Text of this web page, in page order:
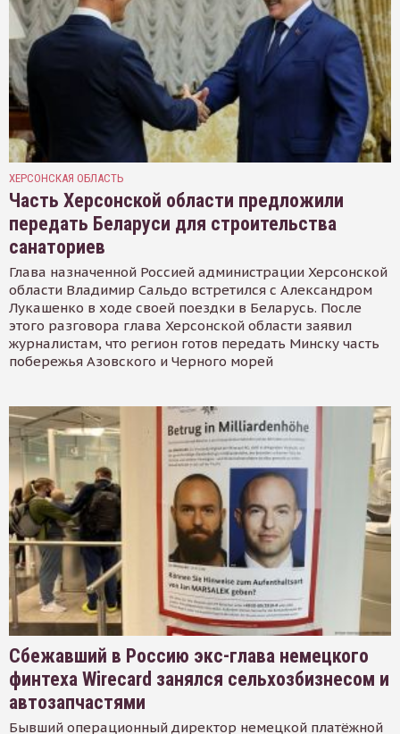
ХЕРСОНСКАЯ ОБЛАСТЬ
Часть Херсонской области предложили
передать Беларуси для строительства
санаториев
Глава назначенной Россией администрации Херсонской
области Владимир Сальдо встретился с Александром
Лукашенко в ходе своей поездки в Беларусь. После
этого разговора глава Херсонской области заявил
журналистам, что регион готов передать Минску часть
побережья Азовского и Черного морей
Сбежавший в Россию экс-глава немецкого
финтеха Wirecard занялся сельхозбизнесом и
автозапчастями
Бывший операционный директор немецкой платёжной